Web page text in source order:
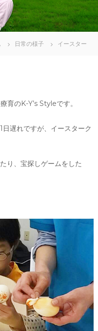
日常の様子 イースター
育のK-Y’s Styleです。
遅れですが、イースターク
り、宝探しゲームをした